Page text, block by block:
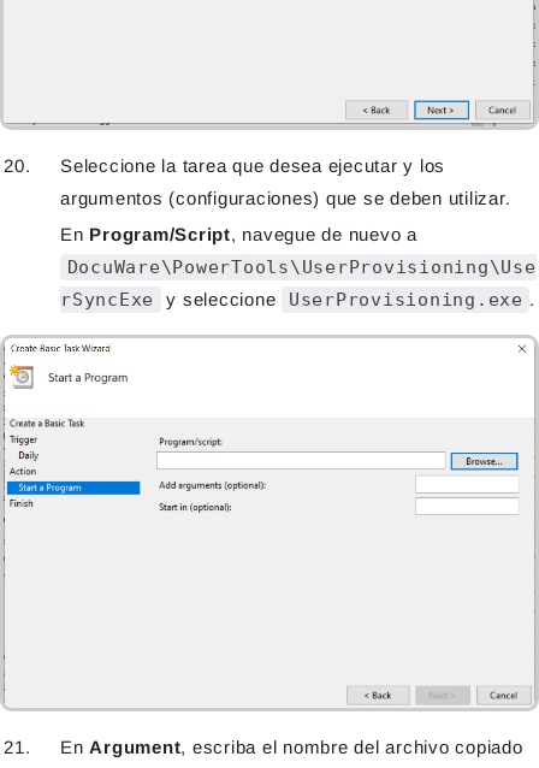
Seleccione la tarea que desea ejecutar y los
argumentos (configuraciones) que se deben utilizar.
En Program/Script, navegue de nuevo a
DocuWare\PowerTools\UserProvisioning\Use
rSyncExe
y seleccione UserProvisioning.exe .
En Argument, escriba el nombre del archivo copiado